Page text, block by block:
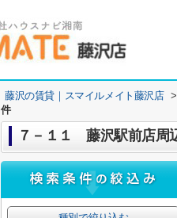
藤沢の賃貸｜スマイルメイト藤沢店 >
件
７－１１ 藤沢駅前店周